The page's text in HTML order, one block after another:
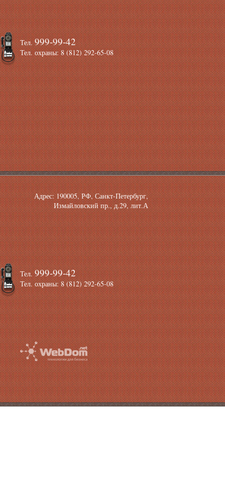
Тел.999-99-42
Тел. охраны: 8 (812) 292-65-08
Тел.999-99-42
Тел. охраны: 8 (812) 292-65-08
Адрес: 190005, РФ, Санкт-Петербург,
Измайловский пр., д.29, лит.А